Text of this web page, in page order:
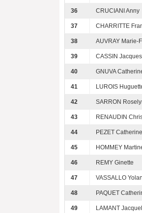
36 CRUCIANI Anny
37 CHARRITTE
38 AUVRAY Marie-
39 CASSIN Jacques
40 GNUVA
41 LUROIS
42 SARRON
43 RENAUDIN
44 PEZET Catherine
45 HOMMEY
46 REMY Ginette
47 VASSALLO
48 PAQUET
49 LAMANT